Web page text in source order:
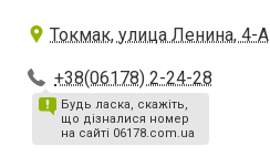
Токмак, улица Ленина, 4-А
+38(06178) 2-24-28
Будь ласка, скажіть,
що дізналися номер
на сайті 06178.com.ua